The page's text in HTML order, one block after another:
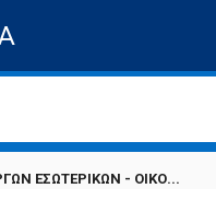
ΕΣΩΤΕΡΙΚΩΝ - ΟΙΚΟ...